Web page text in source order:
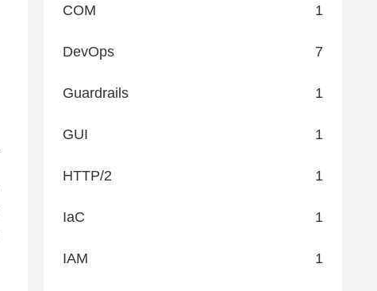
COM 1
DevOps 7
Guardrails 1
GUI 1
HTTP/2 1
IaC 1
IAM 1